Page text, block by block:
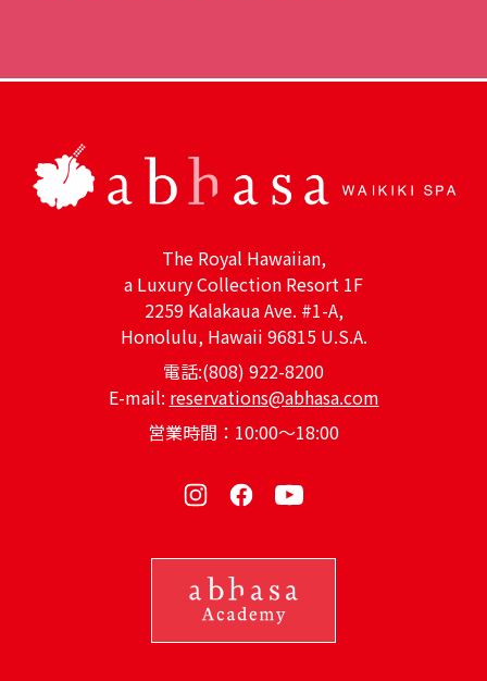
The Royal Hawaiian,
a Luxury Collection Resort 1F
2259 Kalakaua Ave. #1-A,
Honolulu, Hawaii 96815 U.S.A.
電話:(808) 922-8200
E-mail: reservations@abhasa.com
営業時間：10:00～18:00